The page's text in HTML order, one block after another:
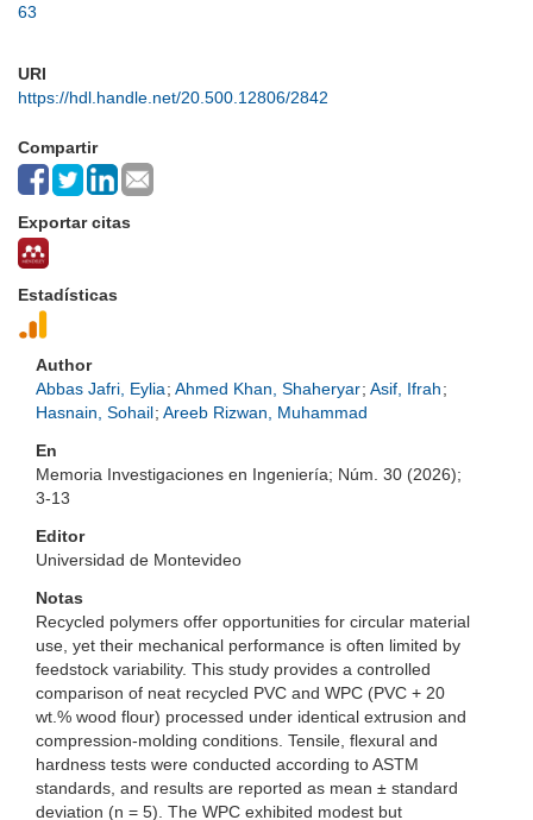
63
URI
https://hdl.handle.net/20.500.12806/2842
Compartir
Exportar citas
Estadísticas
Author
Abbas Jafri, Eylia; Ahmed Khan, Shaheryar; Asif, Ifrah;
Hasnain, Sohail; Areeb Rizwan, Muhammad
En
Memoria Investigaciones en Ingeniería; Núm. 30 (2026);
3-13
Editor
Universidad de Montevideo
Notas
Recycled polymers offer opportunities for circular material
use, yet their mechanical performance is often limited by
feedstock variability. This study provides a controlled
comparison of neat recycled PVC and WPC (PVC + 20
wt.% wood flour) processed under identical extrusion and
compression-molding conditions. Tensile, flexural and
hardness tests were conducted according to ASTM
standards, and results are reported as mean ± standard
deviation (n = 5). The WPC exhibited modest but